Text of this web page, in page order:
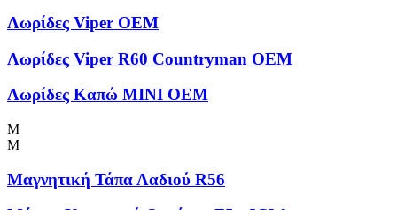
Λωρίδες Viper OEM
Λωρίδες Viper R60 Countryman OEM
Λωρίδες Καπώ MINI OEM
Μ
Μ
Μαγνητική Τάπα Λαδιού R56